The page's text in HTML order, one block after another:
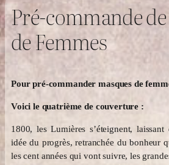
Pré-commande
de Femmes
Pour pré-commander masques de
Voici le quatrième de couverture :
1800, les Lumières s’éteignent,
idée du progrès, retranchée du bonheur
les cent années qui vont suivre, les